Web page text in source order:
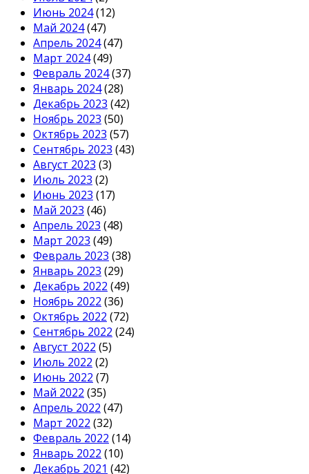
Июнь 2024(12)
Май 2024(47)
Апрель 2024(47)
Март 2024(49)
Февраль 2024(37)
Январь 2024(28)
Декабрь 2023 (42)
Ноябрь 2023 (50)
Октябрь 2023 (57)
Сентябрь 2023 (43)
Август 2023 (3)
Июль 2023 (2)
Июнь 2023 (17)
Май 2023 (46)
Апрель 2023 (48)
Март 2023 (49)
Февраль 2023 (38)
Январь 2023 (29)
Декабрь 2022 (49)
Ноябрь 2022 (36)
Октябрь 2022 (72)
Сентябрь 2022 (24)
Август 2022 (5)
Июль 2022 (2)
Июнь 2022 (7)
Май 2022 (35)
Апрель 2022 (47)
Март 2022 (32)
Февраль 2022 (14)
Январь 2022 (10)
Декабрь 2021 (42)